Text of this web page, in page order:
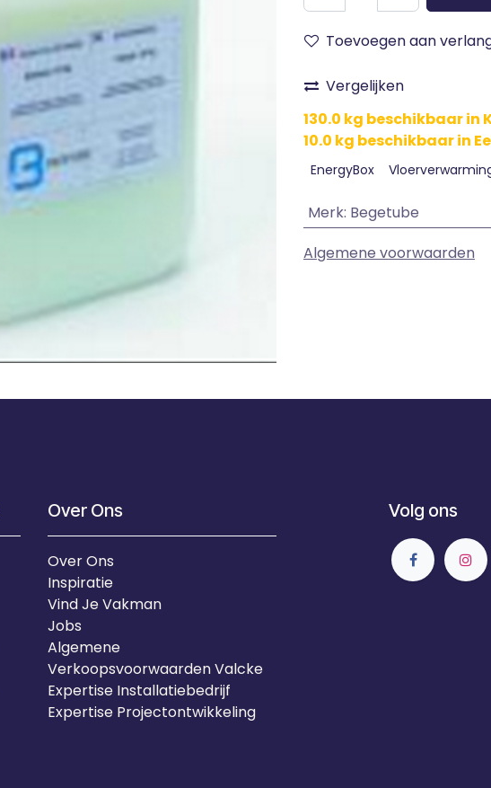
Toevoegen aan
Vergelijken
130.0 kg beschikbaar in
10.0 kg beschikbaar in
EnergyBox
Merk: Begetube
Algemene voorwaarden
Over Ons
Over Ons
Inspiratie
Vind Je Vakman
Jobs
Algemene
Verkoopsvoorwaarden Valcke
Expertise Installatiebedrijf
Expertise Projectontwikkeling
Volg ons